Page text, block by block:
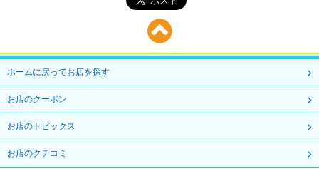
ホームに戻ってお店を探す
お店のクーポン
お店のトピックス
お店のクチコミ